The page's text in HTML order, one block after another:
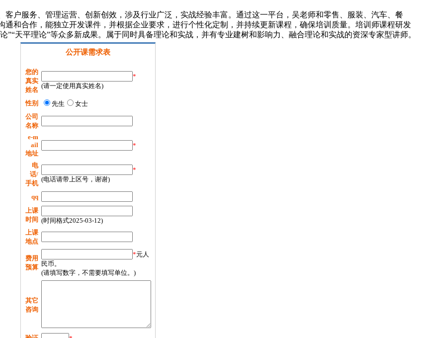
户服务、管理运营、创新创效，涉及行业广泛，实战经验丰富。通过这一平台，吴老师和零售、服装、汽车、餐
和合作，能独立开发课件，并根据企业要求，进行个性化定制，并持续更新课程，确保培训质量。培训师课程研发
天平理论”等众多新成果。属于同时具备理论和实战，并有专业建树和影响力、融合理论和实战的资深专家型讲师。
公开课需求表
您的
真实
姓名
*
(请一定使用真实姓名)
性别 先生
女士
公司
名称
e-m
ail
地址
*
电
话/
手机
*
(电话请带上区号，谢谢)
qq
上课
时间 (时间格式2025-03-12)
上课
地点
费用
预算
*元人
民币。
(请填写数字，不需要填写单位。)
其它
咨询